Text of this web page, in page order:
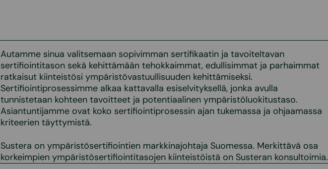
Autamme sinua valitsemaan sopivimman sertifikaatin ja tavoiteltavan
sertifiointitason sekä kehittämään tehokkaimmat, edullisimmat ja parhaimmat
ratkaisut kiinteistösi ympäristövastuullisuuden kehittämiseksi.
Sertifiointiprosessimme alkaa kattavalla esiselvityksellä, jonka avulla
tunnistetaan kohteen tavoitteet ja potentiaalinen ympäristöluokitustaso.
Asiantuntijamme ovat koko sertifiointiprosessin ajan tukemassa ja ohjaamassa
kriteerien täyttymistä.
Sustera on ympäristösertifiointien markkinajohtaja Suomessa. Merkittävä osa
korkeimpien ympäristösertifiointitasojen kiinteistöistä on Susteran konsultoimia.